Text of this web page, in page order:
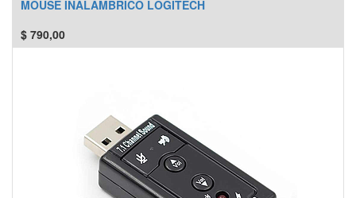
MOUSE INALAMBRICO LOGITECH
$ 790,00